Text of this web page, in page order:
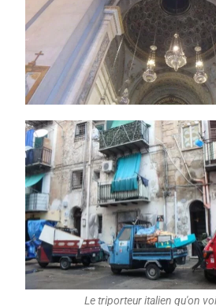
Le triporteur italien qu'on